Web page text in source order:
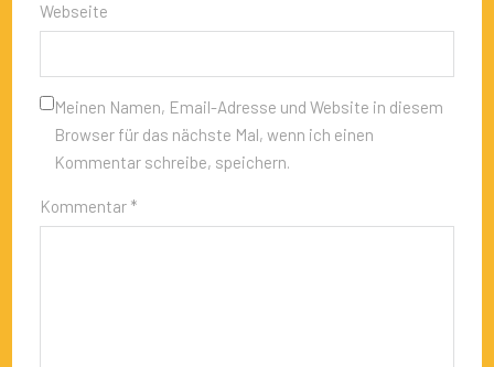
Webseite
Meinen Namen, Email-Adresse und Website in diesem
Browser für das nächste Mal, wenn ich einen
Kommentar schreibe, speichern.
Kommentar *